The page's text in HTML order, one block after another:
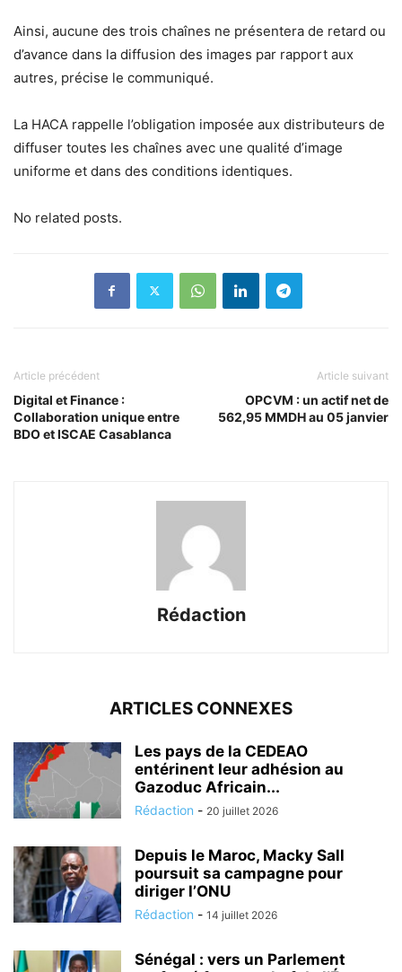
Ainsi, aucune des trois chaînes ne présentera de retard ou
d’avance dans la diffusion des images par rapport aux
autres, précise le communiqué.
La HACA rappelle l’obligation imposée aux distributeurs de
diffuser toutes les chaînes avec une qualité d’image
uniforme et dans des conditions identiques.
No related posts.
Article précédent
Digital et Finance :
Collaboration unique entre
BDO et ISCAE Casablanca
Article suivant
OPCVM : un actif net de
562,95 MMDH au 05 janvier
Rédaction
ARTICLES CONNEXES
Les pays de la CEDEAO
entérinent leur adhésion au
Gazoduc Africain...
Rédaction - 20 juillet 2026
Depuis le Maroc, Macky Sall
poursuit sa campagne pour
diriger l’ONU
Rédaction - 14 juillet 2026
Sénégal : vers un Parlement